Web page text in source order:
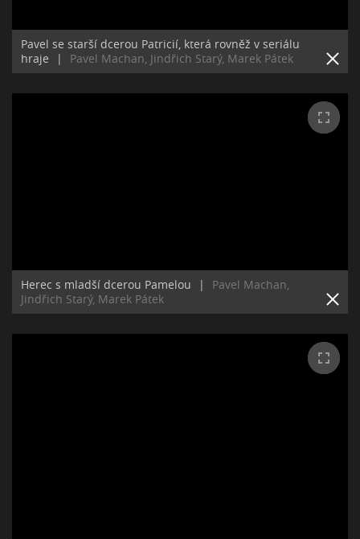
Pavel se starší dcerou Patricií, která rovněž v seriálu
hraje
| Pavel Machan, Jindřich Starý, Marek Pátek
Herec s mladší dcerou Pamelou |
Pavel Machan,
Jindřich Starý, Marek Pátek